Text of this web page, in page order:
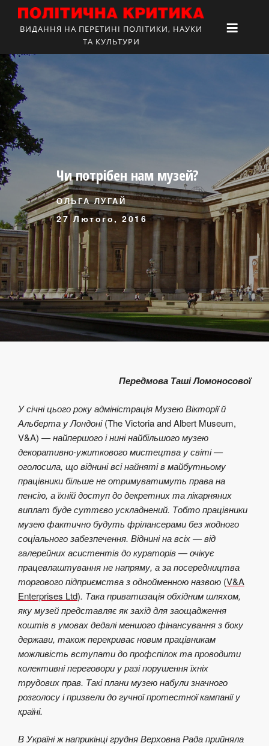
ВИДАННЯ НА ПЕРЕТИНІ ПОЛІТИКИ, НАУКИ
ТА КУЛЬТУРИ
Чи потрібен нам музей?
ОЛЬГА ЛУГАЙ
27 Лютого, 2016
Передмова Таші Ломоносової
У січні цього року адміністрація Музею Вікторії й
Альберта у Лондоні(The Victoria and Albert Museum,
V&A) — найпершого і нині найбільшого музею
декоративно-ужиткового мистецтва у світі —
оголосила, що віднині всі найняті в майбутньому
працівники більше не отримуватимуть права на
пенсію, а їхній доступ до декретних та лікарняних
виплат буде суттєво ускладнений. Тобто працівники
музею фактично будуть фрілансерами без жодного
соціального забезпечення. Віднині на всіх — від
галерейних асистентів до кураторів — очікує
працевлаштування не напряму, а за посередництва
торгового підприємства з однойменною назвою (V&A
Enterprises Ltd). Така приватизація обхідним шляхом,
яку музей представляє як захід для заощадження
коштів в умовах дедалі меншого фінансування з боку
держави, також перекриває новим працівникам
можливість вступати до профспілок та проводити
колективні переговори у разі порушення їхніх
трудових прав. Такі плани музею набули значного
розголосу і призвели до гучної протестної кампанії у
країні.
В Україні ж наприкінці грудня Верховна Рада прийняла